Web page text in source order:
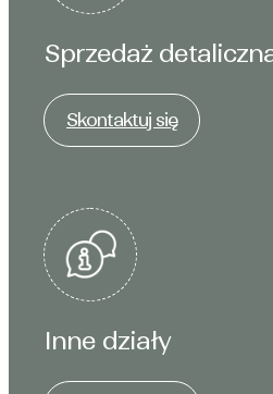
Sprzedaż
Skontaktuj się
Inne działy